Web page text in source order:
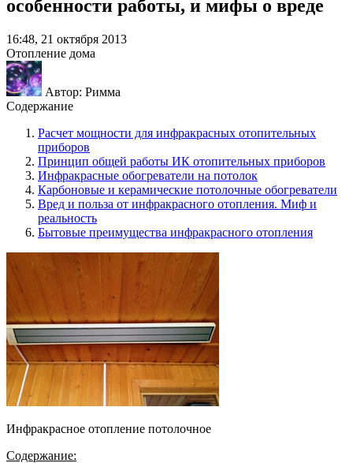
особенности работы, и мифы о вреде
16:48, 21 октября 2013
Отопление дома
Автор: Римма
Содержание
Расчет мощности для инфракрасных отопительных
приборов
Принцип общей работы ИК отопительных приборов
Инфракрасные обогреватели на потолок
Карбоновые и керамические потолочные обогреватели
Вред и польза от инфракрасного отопления. Миф и
реальность
Бытовые преимущества инфракрасного отопления
Инфракрасное отопление потолочное
Содержание: